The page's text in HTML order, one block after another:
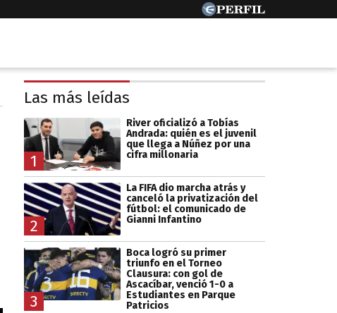
Las más leídas
1
River oficializó a Tobías
Andrada: quién es el juvenil
que llega a Núñez por una
cifra millonaria
2
La FIFA dio marcha atrás y
canceló la privatización del
fútbol: el comunicado de
Gianni Infantino
3
Boca logró su primer
triunfo en el Torneo
Clausura: con gol de
Ascacíbar, venció 1-0 a
Estudiantes en Parque
Patricios